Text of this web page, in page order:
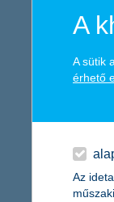
2016.10.27.
Felcsúton és
szavazatokból.
az IT
2016.10.21.
Október az
A
A sütik
érhető
Az